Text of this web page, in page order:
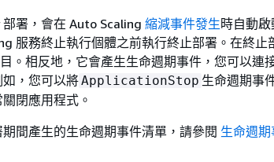
署，會在 Auto Scaling 縮減事件發生時自動啟
服務終止執行個體之前執行終止部署。在終止
。相反地，它會產生生命週期事件，您可以連
，您可以將ApplicationStop 生命週期事
閉應用程式。
間產生的生命週期事件清單，請參閱 生命週期